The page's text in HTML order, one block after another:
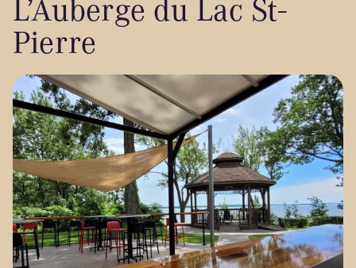
L’Auberge du Lac St-
Pierre